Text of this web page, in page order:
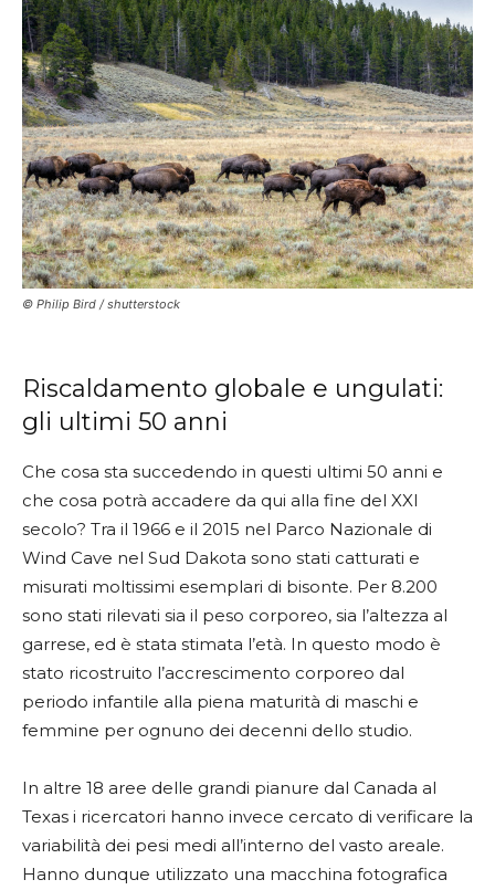
© Philip Bird / shutterstock
Riscaldamento globale e ungulati:
gli ultimi 50 anni
Che cosa sta succedendo in questi ultimi 50 anni e
che cosa potrà accadere da qui alla fine del XXI
secolo? Tra il 1966 e il 2015 nel Parco Nazionale di
Wind Cave nel Sud Dakota sono stati catturati e
misurati moltissimi esemplari di bisonte. Per 8.200
sono stati rilevati sia il peso corporeo, sia l’altezza al
garrese, ed è stata stimata l’età. In questo modo è
stato ricostruito l’accrescimento corporeo dal
periodo infantile alla piena maturità di maschi e
femmine per ognuno dei decenni dello studio.
In altre 18 aree delle grandi pianure dal Canada al
Texas i ricercatori hanno invece cercato di verificare la
variabilità dei pesi medi all’interno del vasto areale.
Hanno dunque utilizzato una macchina fotografica